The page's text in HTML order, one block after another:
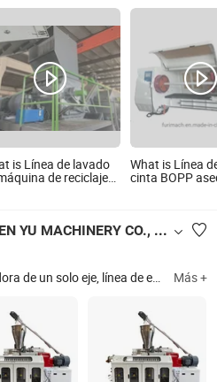
is Línea de lavado
de reciclaje
What is Línea
cinta BOPP
ZHANGJIAGANG QING CHEN YU MACHINERY CO., LTD.
Trituradora de plástico, trituradora de un solo eje, línea de extrusión de tuberías de plástico, máquina de fusión por tope de tuberías de HDPE, máquina de soldadura por tope, línea de producción de tuberías de PVC, línea de producción de tuberías de PPR, máquina pulverizadora de plástico, máquina de mascarillas, línea de producción de tuberías de HDPE Más +